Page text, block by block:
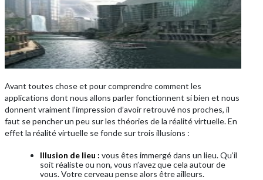
Avant toutes chose et pour comprendre comment les
applications dont nous allons parler fonctionnent si bien et nous
donnent vraiment l’impression d’avoir retrouvé nos proches, il
faut se pencher un peu sur les théories de la réalité virtuelle. En
effet la réalité virtuelle se fonde sur trois illusions :
Illusion de lieu : vous êtes immergé dans un lieu. Qu’il
soit réaliste ou non, vous n’avez que cela autour de
vous. Votre cerveau pense alors être ailleurs.